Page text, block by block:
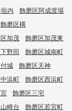
内
飾磨区阿成渡場
飾磨区構
加茂
飾磨区加茂東
野田
飾磨区城南町
城
飾磨区天神
浜町
飾磨区西浜町
飾磨区三宅
崎台
飾磨区若宮町